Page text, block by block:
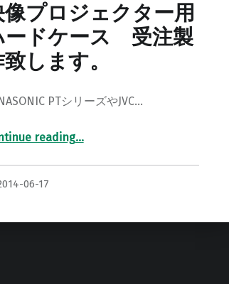
像プロジェクター用
ードケース 受注製
します。
PTシリーズやJVC…
reading
“映像プロジェクター用ハードケース 受注製作致します。”
…
06-17